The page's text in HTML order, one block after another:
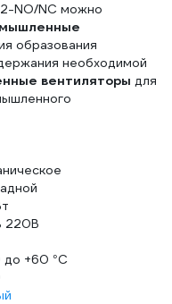
NO/NC можно
образования
необходимой
вентиляторы для
220В
до +60 °С